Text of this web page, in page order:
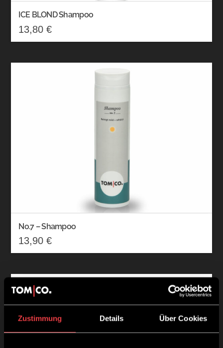
Zustimmung Details Über Cookies
ICE BLOND Shampoo
13,80€
No.7 – Shampoo
13,90€